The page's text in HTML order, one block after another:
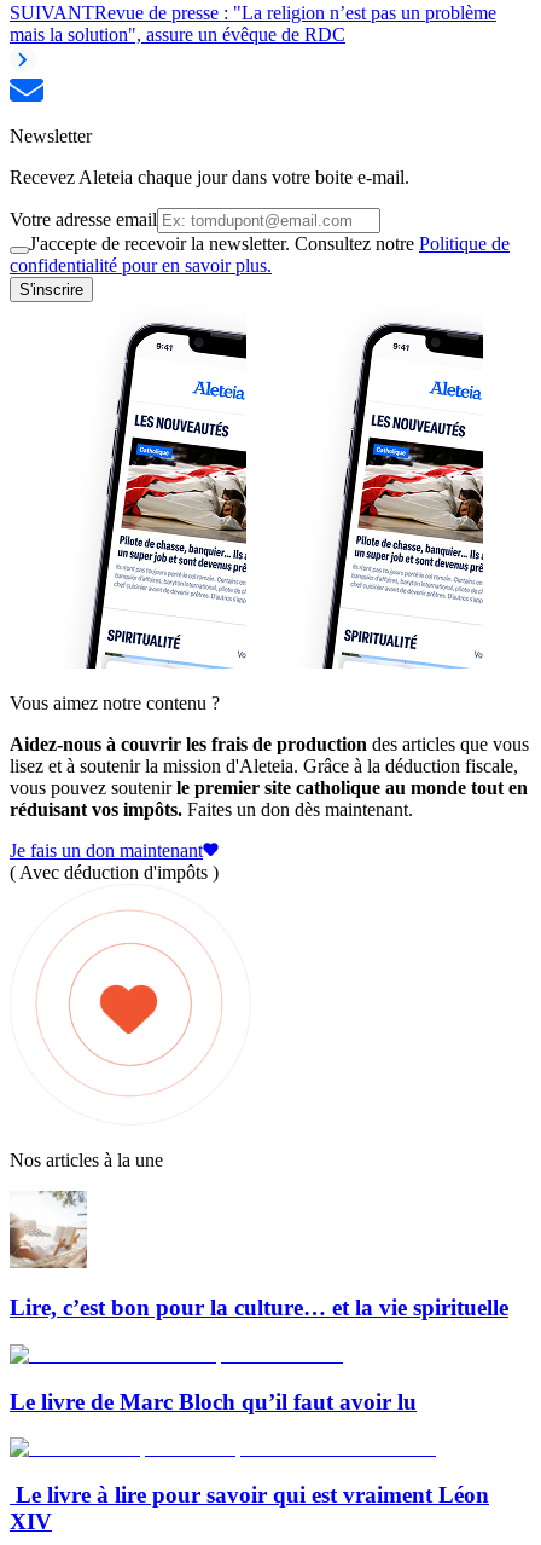
SUIVANTRevue de presse : "La religion n’est pas un problème
mais la solution", assure un évêque de RDC
Newsletter
Recevez Aleteia chaque jour dans votre boite e-mail.
Votre adresse email
J'accepte de recevoir la newsletter. Consultez notre Politique de
confidentialité pour en savoir plus.
S'inscrire
Vous aimez notre contenu ?
Aidez-nous à couvrir les frais de production des articles que vous
lisez et à soutenir la mission d'Aleteia. Grâce à la déduction fiscale,
vous pouvez soutenirle premier site catholique au monde tout en
réduisant vos impôts. Faites un don dès maintenant.
Je fais un don maintenant
( Avec déduction d'impôts )
Nos articles à la une
Lire, c’est bon pour la culture… et la vie spirituelle
Le livre de Marc Bloch qu’il faut avoir lu
Le livre à lire pour savoir qui est vraiment Léon
XIV